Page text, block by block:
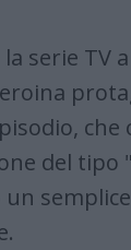
serie TV a
che
del tipo "
un